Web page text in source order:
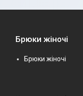
Брюки жіночі
Брюки жіночі